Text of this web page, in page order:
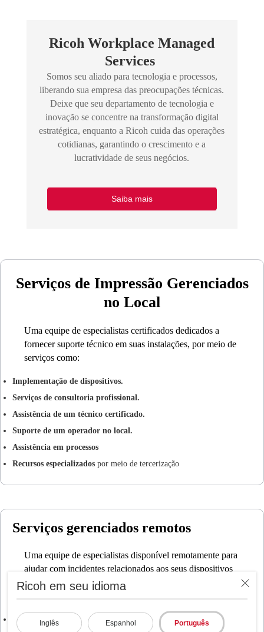
Ricoh em seu idioma
Inglês Espanhol Português
Ricoh Workplace Managed
Services
Somos seu aliado para tecnologia e processos,
liberando sua empresa das preocupações técnicas.
Deixe que seu departamento de tecnologia e
inovação se concentre na transformação digital
estratégica, enquanto a Ricoh cuida das operações
cotidianas, garantindo o crescimento e a
lucratividade de seus negócios.
Saiba mais
Serviços de Impressão Gerenciados
no Local
Uma equipe de especialistas certificados dedicados a
fornecer suporte técnico em suas instalações, por meio de
serviços como:
Implementação de dispositivos.
Serviços de consultoria profissional.
Assistência de um técnico certificado.
Suporte de um operador no local.
Assistência em processos
Recursos especializados por meio de tercerização
Serviços gerenciados remotos
Uma equipe de especialistas disponível remotamente para
ajudar com incidentes relacionados aos seus dispositivos
ou software, oferecendo assistência aos usuários por meio
Centro de atendimento ao cliente: Suporte por telefone, e-mail ou
bate-papo.